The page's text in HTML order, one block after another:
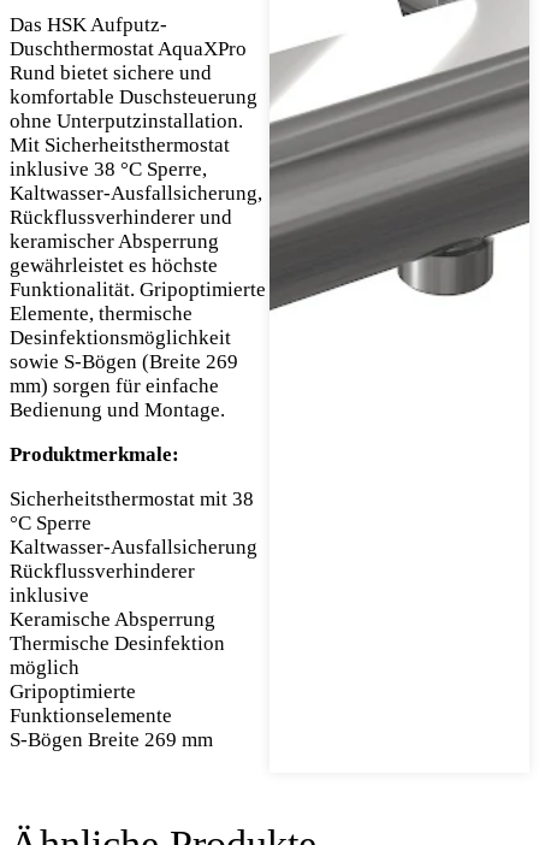
Das HSK Aufputz-
Duschthermostat AquaXPro
Rund bietet sichere und
komfortable Duschsteuerung
ohne Unterputzinstallation.
Mit Sicherheitsthermostat
inklusive 38 °C Sperre,
Kaltwasser-Ausfallsicherung,
Rückflussverhinderer und
keramischer Absperrung
gewährleistet es höchste
Funktionalität. Gripoptimierte
Elemente, thermische
Desinfektionsmöglichkeit
sowie S-Bögen (Breite 269
mm) sorgen für einfache
Bedienung und Montage.
Produktmerkmale:
Sicherheitsthermostat mit 38
°C Sperre
Kaltwasser-Ausfallsicherung
Rückflussverhinderer
inklusive
Keramische Absperrung
Thermische Desinfektion
möglich
Gripoptimierte
Funktionselemente
S-Bögen Breite 269 mm